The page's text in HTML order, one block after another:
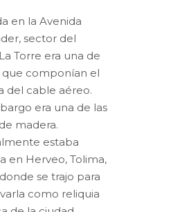
en la Avenida
sector del
Torre era una de
que componían el
del cable aéreo.
era una de las
madera.
estaba
en Herveo, Tolima,
se trajo para
como reliquia